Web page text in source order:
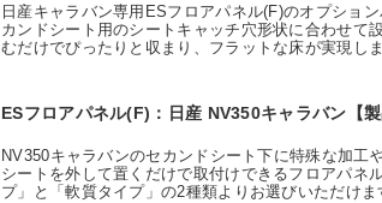
日産キャラバン専用ESフロアパネル(F)のオプショ
カンドシート用のシートキャッチ穴形状に合わせて
むだけでぴったりと収まり、フラットな床が実現しま
ESフロアパネル(F)：日産 NV350キャラバン【製
NV350キャラバンのセカンドシート下に特殊な加工
シートを外して置くだけで取付けできるフロアパネ
プ」と「軟質タイプ」の2種類よりお選びいただけま